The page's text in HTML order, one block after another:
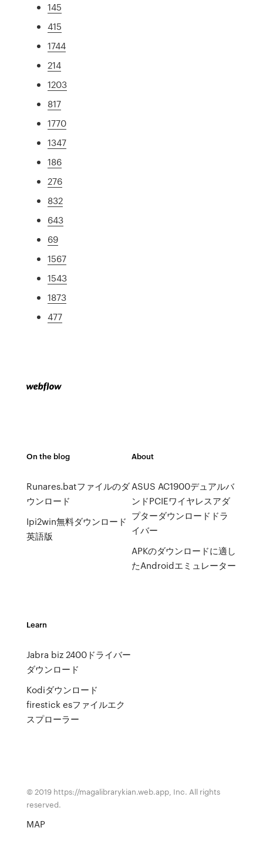
145
415
1744
214
1203
817
1770
1347
186
276
832
643
69
1567
1543
1873
477
On the blog
Runares.batファイルのダ
ウンロード
Ipi2win無料ダウンロード
英語版
About
ASUS AC1900デュアルバ
ンドPCIEワイヤレスアダ
プターダウンロードドラ
イバー
APKのダウンロードに適し
たAndroidエミュレーター
Learn
Jabra biz 2400ドライバー
ダウンロード
Kodiダウンロード
firestick esファイルエク
スプローラー
© 2019 https://magalibrarykian.web.app, Inc. All rights
reserved.
MAP